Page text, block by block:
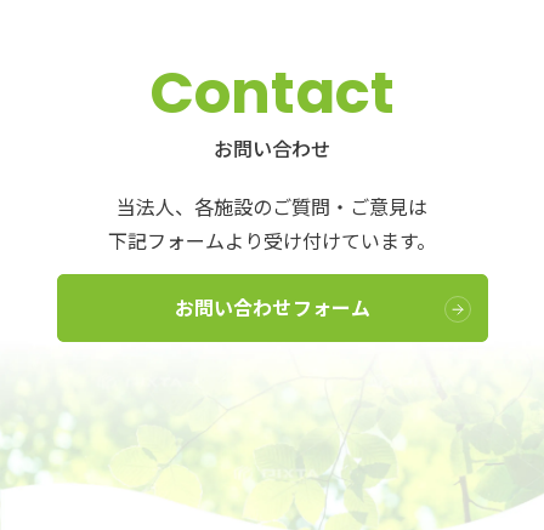
Contact
お問い合わせ
当法人、各施設のご質問・ご意見は
下記フォームより受け付けています。
お問い合わせフォーム